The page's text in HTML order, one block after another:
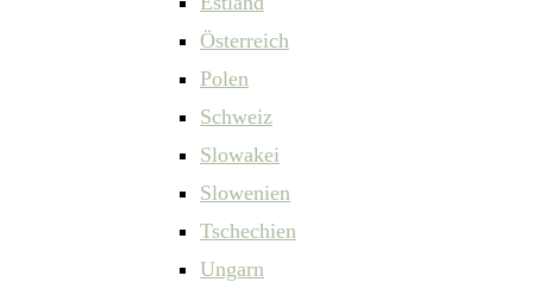
Österreich
Polen
Schweiz
Slowakei
Slowenien
Tschechien
Ungarn